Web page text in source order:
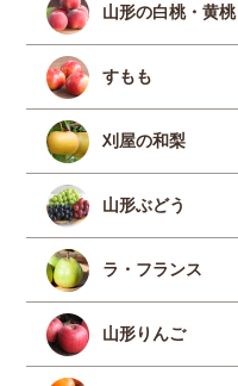
山形の白桃・黄桃
すもも
刈屋の和梨
山形ぶどう
ラ・フランス
山形りんご